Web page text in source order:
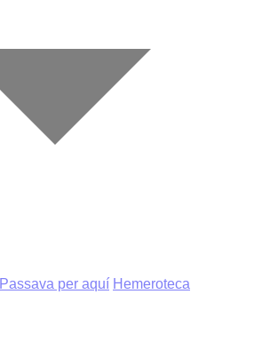
Passava per aquí Hemeroteca